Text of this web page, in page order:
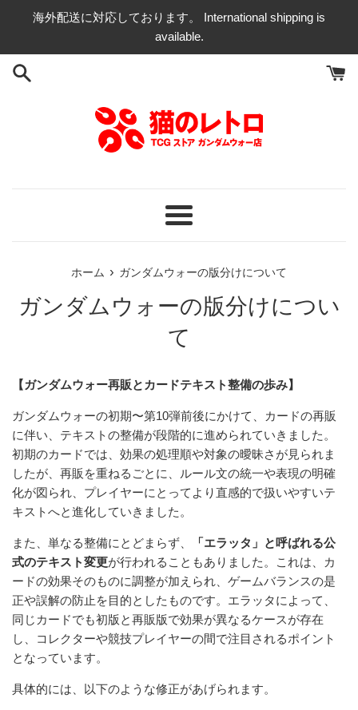
海外配送に対応しております。 International shipping is
available.
メ
ー
ホーム › ガンダムウォーの版分けについて
ガンダムウォーの版分けについ
て
【ガンダムウォー再販とカードテキスト整備の歩み】
ガンダムウォーの初期〜第10弾前後にかけて、カードの再販
に伴い、テキストの整備が段階的に進められていきました。
初期のカードでは、効果の処理順や対象の曖昧さが見られま
したが、再販を重ねるごとに、ルール文の統一や表現の明確
化が図られ、プレイヤーにとってより直感的で扱いやすいテ
キストへと進化していきました。
また、単なる整備にとどまらず、
「エラッタ」と呼ばれる公
式のテキスト変更が行われることもありました。これは、カ
ードの効果そのものに調整が加えられ、ゲームバランスの是
正や誤解の防止を目的としたものです。エラッタによって、
同じカードでも初版と再販版で効果が異なるケースが存在
し、コレクターや競技プレイヤーの間で注目されるポイント
となっています。
具体的には、以下のような修正があげられます。